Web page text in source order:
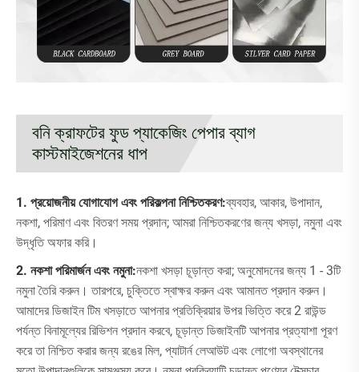
বনি ক্রাফটের ফুড প্যাকেজিং পেপার ব্যাগ
কাস্টমাইজেশনের ধাপ
1. প্রয়োজনীয় যোগাযোগ এবং পরিকল্পনা নিশ্চিতকরণ:ব্যবহার, আকার, উপাদান,
নকশা, পরিমাণ এবং বিতরণ সময় প্রদান; আমরা নিশ্চিতকরণের জন্য খসড়া, নমুনা এবং
উদ্ধৃতি অফার করি।
2. নকশা পরিমার্জন এবং নমুনা:নকশা খসড়া চূড়ান্ত করা; অনুমোদনের জন্য 1 - 3টি
নমুনা তৈরি করুন। তারপরে, চুক্তিতে স্বাক্ষর করুন এবং আমানত প্রদান করুন।
আমাদের ডিজাইন টিম খসড়াতে আপনার প্রতিক্রিয়ার উপর ভিত্তি করে 2 রাউন্ড
পর্যন্ত বিনামূল্যের রিভিশন প্রদান করবে, চূড়ান্ত ডিজাইনটি আপনার প্রত্যাশা পূরণ
করে তা নিশ্চিত করার জন্য রঙের মিল, প্যাটার্ন লেআউট এবং লোগো অবস্থানের